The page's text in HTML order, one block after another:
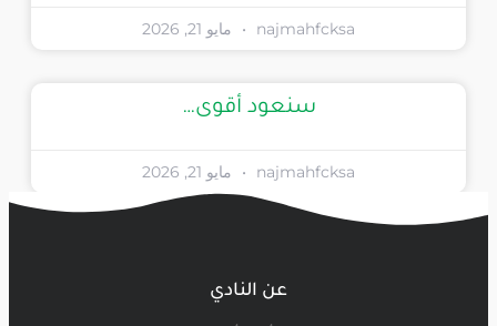
najmahfcksa مايو 21, 2026
سنعود أقوى…
najmahfcksa مايو 21, 2026
عن النادي